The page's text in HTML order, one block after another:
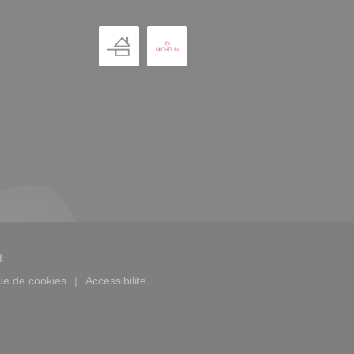
((ouvre une nouvelle fenêtre))
de cookies
((ouvre une nouvelle fenêtre))
Accessibilite